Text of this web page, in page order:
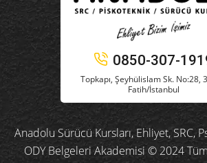
0850-307-
Topkapı, Şeyhülislam Sk. No:28,
Fatih/İstanbul
Anadolu Sürücü Kursları, Ehliyet, SRC,
ODY Belgeleri Akademisi © 2024 Tüm